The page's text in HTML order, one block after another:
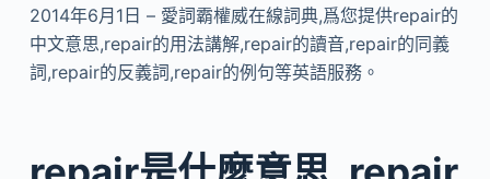
2014年6月1日 – 愛詞霸權威在線詞典,爲您提供repair的
中文意思,repair的用法講解,repair的讀音,repair的同義
詞,repair的反義詞,repair的例句等英語服務。